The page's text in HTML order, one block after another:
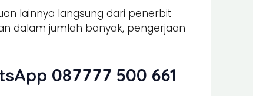
lainnya langsung dari penerbit
dalam jumlah banyak, pengerjaan
087777 500 661